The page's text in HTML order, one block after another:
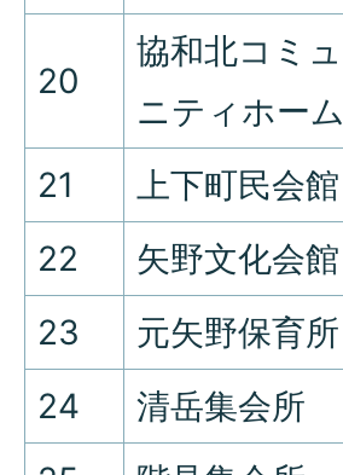
20
協和北コミュ
ニティホーム
21
上下町民会館
22
矢野文化会館
23
元矢野保育所
24
清岳集会所